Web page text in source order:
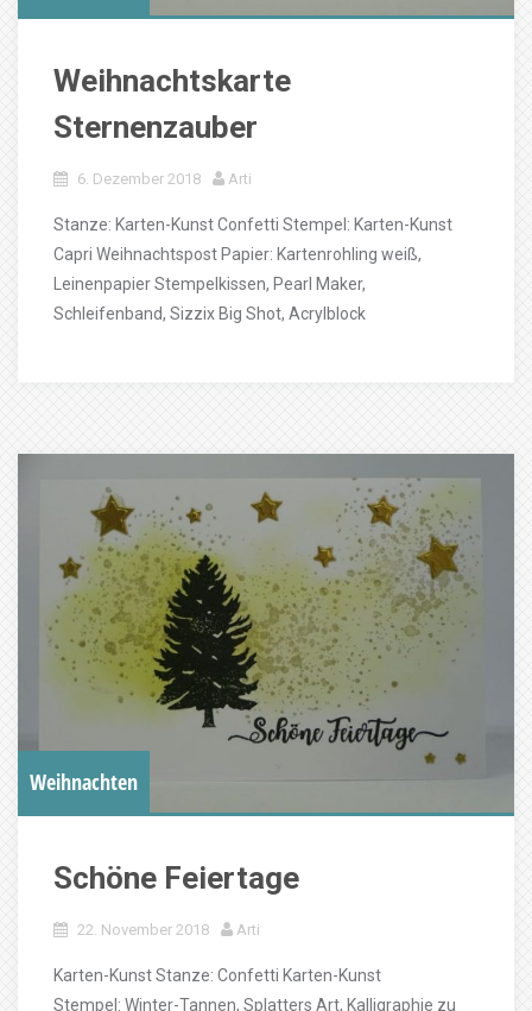
Weihnachtskarte
Sternenzauber
6. Dezember 2018 Arti
Stanze: Karten-Kunst Confetti Stempel: Karten-Kunst
Capri Weihnachtspost Papier: Kartenrohling weiß,
Leinenpapier Stempelkissen, Pearl Maker,
Schleifenband, Sizzix Big Shot, Acrylblock
Weihnachten
Schöne Feiertage
22. November 2018 Arti
Karten-Kunst Stanze: Confetti Karten-Kunst
Stempel: Winter-Tannen, Splatters Art, Kalligraphie zu